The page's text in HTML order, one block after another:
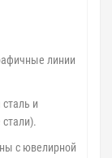
линии
и
с ювелирной